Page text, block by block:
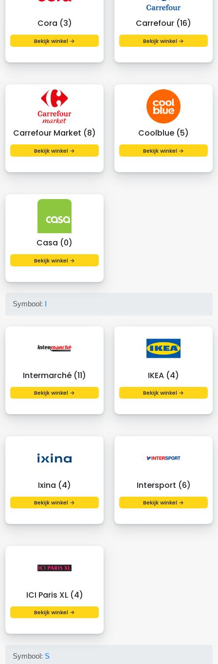
Cora (3)
Bekijk winkel →
Carrefour (16)
Bekijk winkel →
Carrefour Market (8)
Bekijk winkel →
Coolblue (5)
Bekijk winkel →
Casa (0)
Bekijk winkel →
Symbool: I
Intermarché (11)
Bekijk winkel →
IKEA (4)
Bekijk winkel →
Ixina (4)
Bekijk winkel →
Intersport (6)
Bekijk winkel →
ICI Paris XL (4)
Bekijk winkel →
Symbool: S